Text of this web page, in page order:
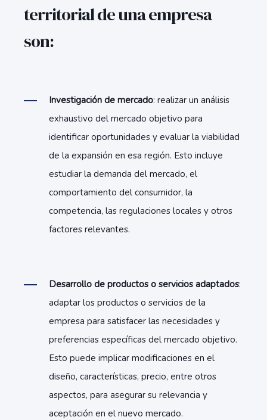
territorial de una empresa
son:
Investigación de mercado: realizar un análisis
exhaustivo del mercado objetivo para
identificar oportunidades y evaluar la viabilidad
de la expansión en esa región. Esto incluye
estudiar la demanda del mercado, el
comportamiento del consumidor, la
competencia, las regulaciones locales y otros
factores relevantes.
Desarrollo de productos o servicios adaptados:
adaptar los productos o servicios de la
empresa para satisfacer las necesidades y
preferencias específicas del mercado objetivo.
Esto puede implicar modificaciones en el
diseño, características, precio, entre otros
aspectos, para asegurar su relevancia y
aceptación en el nuevo mercado.